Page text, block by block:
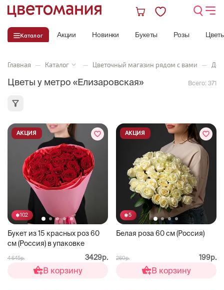
Каталог Акции Новинки Букеты Розы
Главная — Каталог — Цветочный магазин рядом с вами —
Цветы у метро «Елизаровская» Всего: 371
102
Букет из 15 красных роз 60
см (Россия) в упаковке
АКЦИЯ
4 645р. 3429р.
В корзину
5
Белая роза 60 см (Россия)
АКЦИЯ
260р. 199р.
В корзину